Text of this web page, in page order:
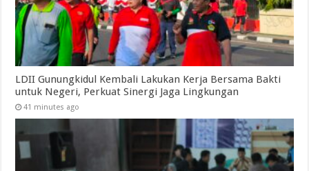
LDII Gunungkidul Kembali Lakukan Kerja Bersama Bakti
untuk Negeri, Perkuat Sinergi Jaga Lingkungan
41 minutes ago